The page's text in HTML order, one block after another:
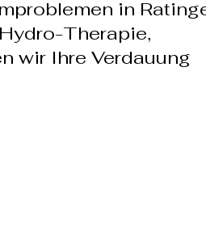
in
Therapie,
wir Ihre Verdauung